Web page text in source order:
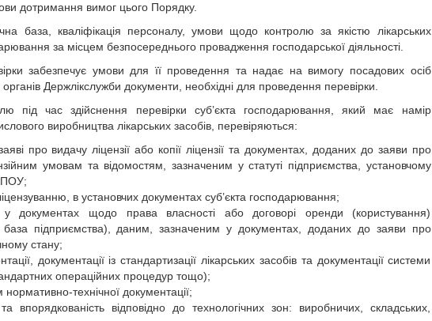
дотримання вимог цього Порядку.
база, кваліфікація персоналу, умови щодо контролю за якістю лікарських
за місцем безпосереднього провадження господарської діяльності.
забезпечує умови для її проведення та надає на вимогу посадових осіб
Держлікслужби документи, необхідні для проведення перевірки.
під час здійснення перевірки суб’єкта господарювання, який має намір
виробництва лікарських засобів, перевіряються:
про видачу ліцензії або копії ліцензії та документах, доданих до заяви про
умовам та відомостям, зазначеним у статуті підприємства, установчому
в установчих документах суб’єкта господарювання;
у документах щодо права власності або договорі оренди (користування)
база підприємства), даним, зазначеним у документах, доданих до заяви про
стану;
документації із стандартизації лікарських засобів та документації системи
операційних процедур тощо);
технічної документації;
впорядкованість відповідно до технологічних зон: виробничих, складських,